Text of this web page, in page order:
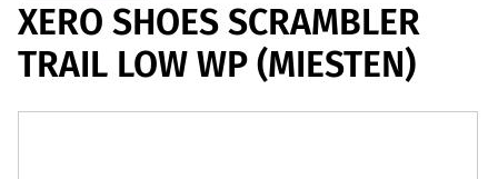
XERO SHOES SCRAMBLER
TRAIL LOW WP (MIESTEN)